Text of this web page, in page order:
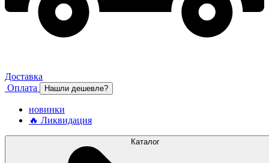
Доставка
Оплата
Нашли дешевле?
новинки
🔥 Ликвидация
Каталог